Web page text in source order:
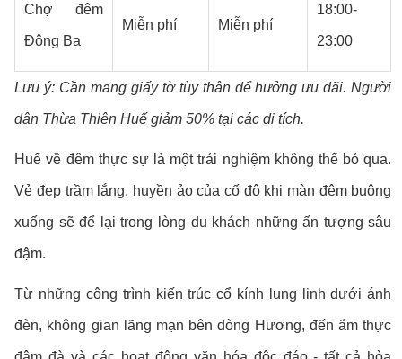
Chợ đêm
Đông Ba
Miễn phí Miễn phí
18:00-
23:00
Lưu ý: Cần mang giấy tờ tùy thân để hưởng ưu đãi. Người
dân Thừa Thiên Huế giảm 50% tại các di tích.
Huế về đêm thực sự là một trải nghiệm không thể bỏ qua.
Vẻ đẹp trầm lắng, huyền ảo của cố đô khi màn đêm buông
xuống sẽ để lại trong lòng du khách những ấn tượng sâu
đậm.
Từ những công trình kiến trúc cổ kính lung linh dưới ánh
đèn, không gian lãng mạn bên dòng Hương, đến ẩm thực